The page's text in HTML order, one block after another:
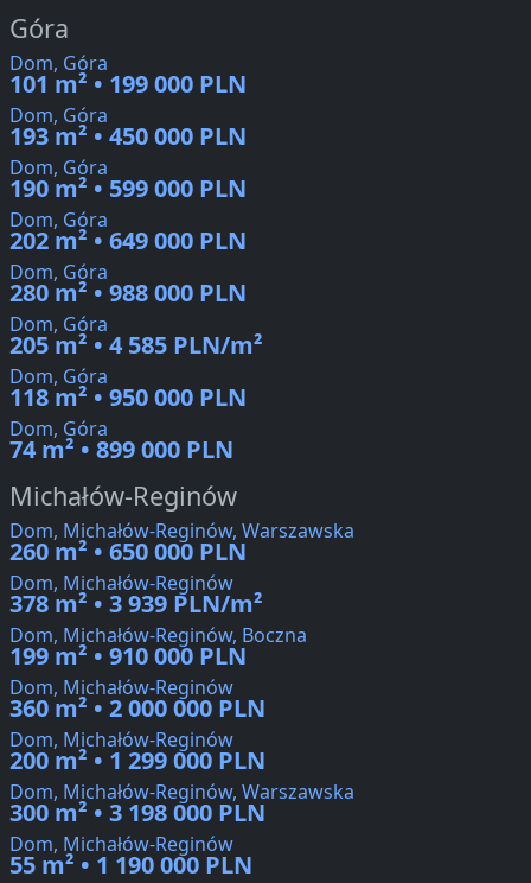
Góra
Dom, Góra
101 m² • 199 000 PLN
Dom, Góra
193 m² • 450 000 PLN
Dom, Góra
190 m² • 599 000 PLN
Dom, Góra
202 m² • 649 000 PLN
Dom, Góra
280 m² • 988 000 PLN
Dom, Góra
205 m² • 4 585 PLN/m²
Dom, Góra
118 m² • 950 000 PLN
Dom, Góra
74 m² • 899 000 PLN
Michałów-Reginów
Dom, Michałów-Reginów, Warszawska
260 m² • 650 000 PLN
Dom, Michałów-Reginów
378 m² • 3 939 PLN/m²
Dom, Michałów-Reginów, Boczna
199 m² • 910 000 PLN
Dom, Michałów-Reginów
360 m² • 2 000 000 PLN
Dom, Michałów-Reginów
200 m² • 1 299 000 PLN
Dom, Michałów-Reginów, Warszawska
300 m² • 3 198 000 PLN
Dom, Michałów-Reginów
55 m² • 1 190 000 PLN